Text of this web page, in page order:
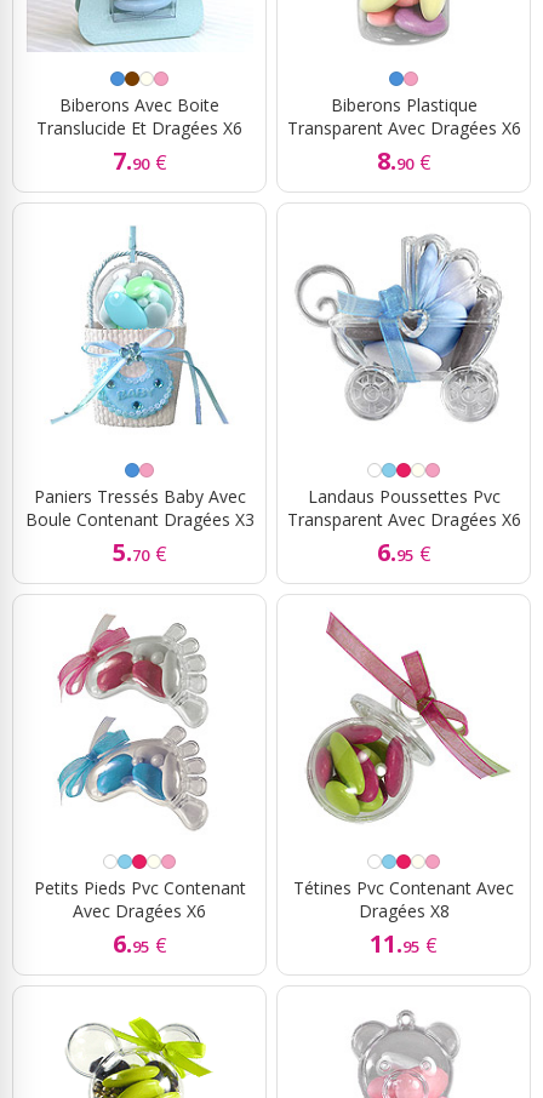
Biberons Avec Boite
Translucide Et Dragées X6
7.90 €
Biberons Plastique
Transparent Avec Dragées X6
8.90 €
Paniers Tressés Baby Avec
Boule Contenant Dragées X3
5.70 €
Landaus Poussettes Pvc
Transparent Avec Dragées X6
6.95 €
Petits Pieds Pvc Contenant
Avec Dragées X6
6.95 €
Tétines Pvc Contenant Avec
Dragées X8
11.95 €